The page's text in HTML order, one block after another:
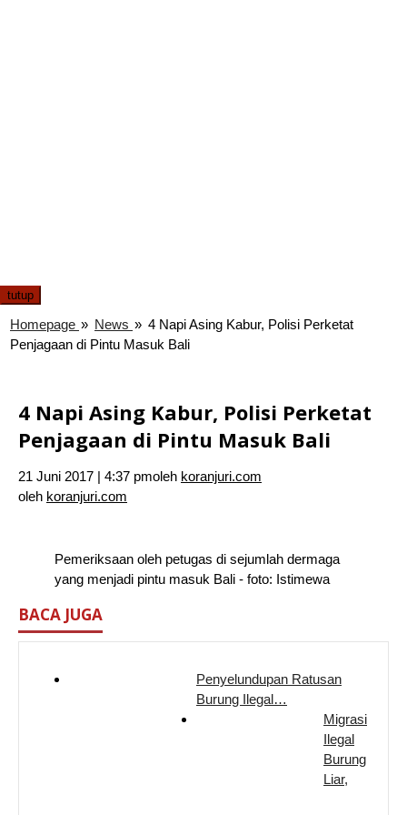
tutup
Homepage » News » 4 Napi Asing Kabur, Polisi Perketat
Penjagaan di Pintu Masuk Bali
4 Napi Asing Kabur, Polisi Perketat
Penjagaan di Pintu Masuk Bali
21 Juni 2017 | 4:37 pmoleh koranjuri.com
oleh koranjuri.com
Pemeriksaan oleh petugas di sejumlah dermaga
yang menjadi pintu masuk Bali - foto: Istimewa
BACA JUGA
Penyelundupan Ratusan
Burung Ilegal…
Migrasi
Ilegal
Burung
Liar,